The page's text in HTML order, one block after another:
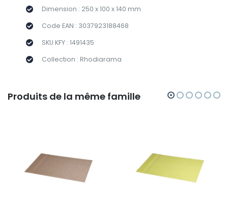
Dimension : 250 x 100 x 140 mm
Code EAN : 3037923188468
SKU KFY : 1491435
Collection : Rhodiarama
Produits de la même famille